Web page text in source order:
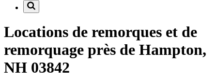
Locations de remorques et de
remorquage près de Hampton,
NH 03842